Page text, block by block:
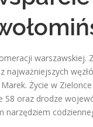
warszawskiej.
Życie w
oraz drodze
narzędziem